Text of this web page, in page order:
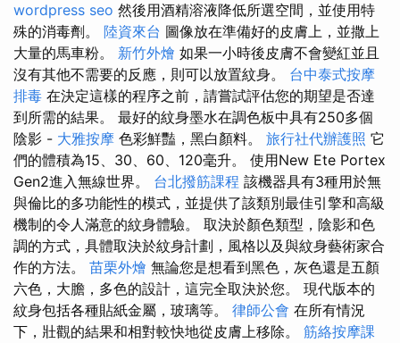
wordpress seo 然後用酒精溶液降低所選空間，並使用特
殊的消毒劑。 陸資來台 圖像放在準備好的皮膚上，並撒上
大量的馬車粉。 新竹外燴 如果一小時後皮膚不會變紅並且
沒有其他不需要的反應，則可以放置紋身。 台中泰式按摩
排毒 在決定這樣的程序之前，請嘗試評估您的期望是否達
到所需的結果。 最好的紋身墨水在調色板中具有250多個
陰影 - 大雅按摩 色彩鮮豔，黑白顏料。 旅行社代辦護照 它
們的體積為15、30、60、120毫升。 使用New Ete Portex
Gen2進入無線世界。 台北撥筋課程 該機器具有3種用於無
與倫比的多功能性的模式，並提供了該類別最佳引擎和高級
機制的令人滿意的紋身體驗。 取決於顏色類型，陰影和色
調的方式，具體取決於紋身計劃，風格以及與紋身藝術家合
作的方法。 苗栗外燴 無論您是想看到黑色，灰色還是五顏
六色，大膽，多色的設計，這完全取決於您。 現代版本的
紋身包括各種貼紙金屬，玻璃等。 律師公會 在所有情況
下，壯觀的結果和相對較快地從皮膚上移除。 筋絡按摩課